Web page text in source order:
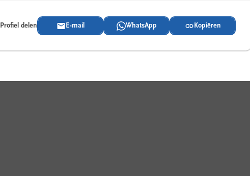
Profiel delen E-mail WhatsApp Kopiëren